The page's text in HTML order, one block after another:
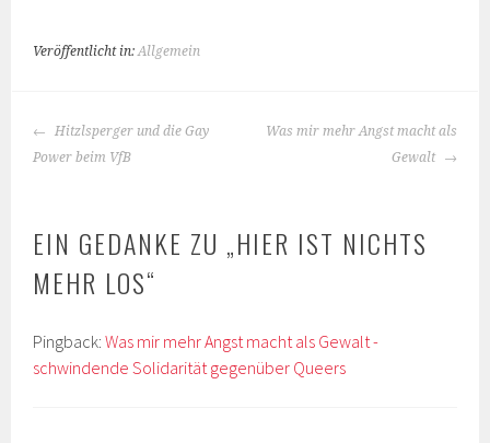
Veröffentlicht in:Allgemein
BEITRAGS-
NAVIGATION
Hitzlsperger und die Gay
Power beim VfB
Was mir mehr Angst macht als
Gewalt
EIN GEDANKE ZU „HIER IST NICHTS
MEHR LOS“
Pingback:Was mir mehr Angst macht als Gewalt -
schwindende Solidarität gegenüber Queers